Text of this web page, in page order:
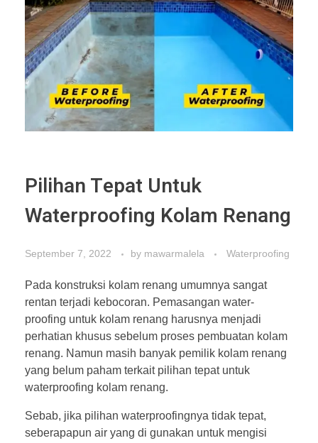
Pilihan Tepat Untuk
Waterproofing Kolam Renang
September 7, 2022 by mawarmalela Waterproofing
Pada konstruksi kolam renang umumnya sangat
rentan terjadi kebocoran. Pemasangan water-
proofing untuk kolam renang harusnya menjadi
perhatian khusus sebelum proses pembuatan kolam
renang. Namun masih banyak pemilik kolam renang
yang belum paham terkait pilihan tepat untuk
waterproofing kolam renang.
Sebab, jika pilihan waterproofingnya tidak tepat,
seberapapun air yang di gunakan untuk mengisi